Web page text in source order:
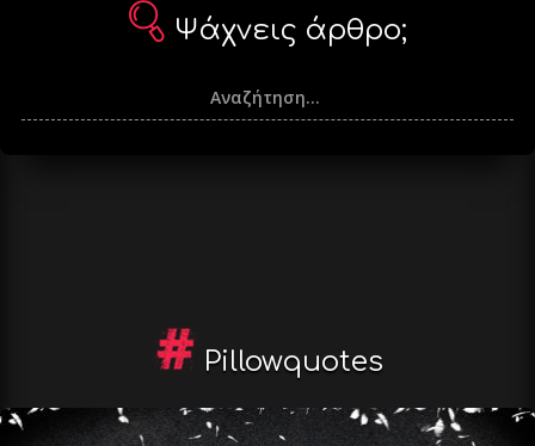
Ψάχνεις άρθρο;
Pillowquotes